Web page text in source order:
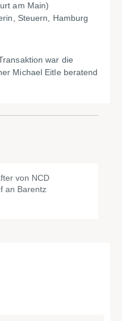
am Main)
Steuern, Hamburg
war die
Michael Eitle beratend
von NCD
an Barentz